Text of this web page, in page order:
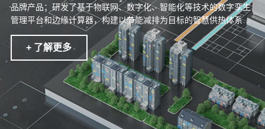
品牌产品；研发了基于物联网、数字化、智能化等技术的数字孪生
管理平台和边缘计算器，构建以节能减排为目标的智慧供热体系，
致力成为千家万户的冷暖管家、综合能源的管控专家。
+ 了解更多